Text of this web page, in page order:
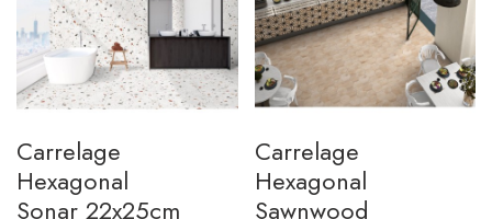
Carrelage
Hexagonal
Sonar 22x25cm
Carrelage
Hexagonal
Sawnwood